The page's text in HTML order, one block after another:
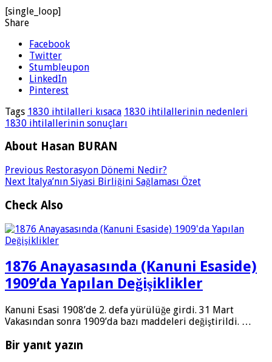
[single_loop]
Share
Facebook
Twitter
Stumbleupon
LinkedIn
Pinterest
Tags 1830 ihtilalleri kısaca 1830 ihtilallerinin nedenleri
1830 ihtilallerinin sonuçları
About Hasan BURAN
Previous Restorasyon Dönemi Nedir?
Next İtalya’nın Siyasi Birliğini Sağlaması Özet
Check Also
1876 Anayasasında (Kanuni Esaside)
1909’da Yapılan Değişiklikler
Kanuni Esasi 1908’de 2. defa yürülüğe girdi. 31 Mart
Vakasından sonra 1909’da bazı maddeleri değiştirildi. …
Bir yanıt yazın